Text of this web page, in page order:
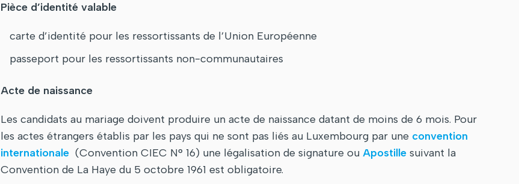
Pièce d’identité valable
carte d’identité pour les ressortissants de l’Union Européenne
passeport pour les ressortissants non-communautaires
Acte de naissance
Les candidats au mariage doivent produire un acte de naissance datant de moins de 6 mois. Pour
les actes étrangers établis par les pays qui ne sont pas liés au Luxembourg par une convention
internationale (Convention CIEC N° 16) une légalisation de signature ou Apostille suivant la
Convention de La Haye du 5 octobre 1961 est obligatoire.